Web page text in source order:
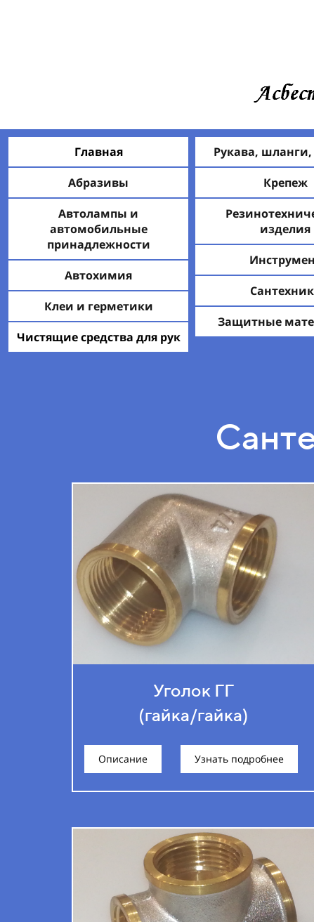
Главная
Абразивы
Автолампы и
автомобильные
принадлежности
Автохимия
Клеи и герметики
Чистящие средства для рук
Рукава, шланги,
Крепеж
изделия
Защитные
Уголок ГГ
(гайка/гайка)
Описание Узнать подробнее